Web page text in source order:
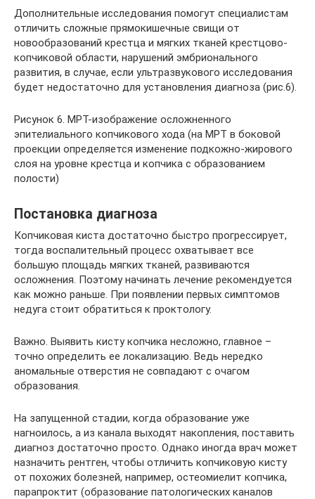
Дополнительные исследования помогут специалистам
отличить сложные прямокишечные свищи от
новообразований крестца и мягких тканей крестцово-
копчиковой области, нарушений эмбрионального
развития, в случае, если ультразвукового исследования
будет недостаточно для установления диагноза (рис.6).
Рисунок 6. МРТ-изображение осложненного
эпителиального копчикового хода (на МРТ в боковой
проекции определяется изменение подкожно-жирового
слоя на уровне крестца и копчика с образованием
полости)
Постановка диагноза
Копчиковая киста достаточно быстро прогрессирует,
тогда воспалительный процесс охватывает все
большую площадь мягких тканей, развиваются
осложнения. Поэтому начинать лечение рекомендуется
как можно раньше. При появлении первых симптомов
недуга стоит обратиться к проктологу.
Важно. Выявить кисту копчика несложно, главное –
точно определить ее локализацию. Ведь нередко
аномальные отверстия не совпадают с очагом
образования.
На запущенной стадии, когда образование уже
нагноилось, а из канала выходят накопления, поставить
диагноз достаточно просто. Однако иногда врач может
назначить рентген, чтобы отличить копчиковую кисту
от похожих болезней, например, остеомиелит копчика,
парапроктит (образование патологических каналов